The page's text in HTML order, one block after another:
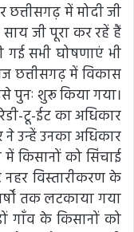
छत्तीसगढ़ में मोदी जी
साय जी पूरा कर रहें हैं
गई सभी घोषणाएं भी
छत्तीसगढ़ में विकास
पुनः शुरू किया गया।
टू-ईट का अधिकार
उन्हें उनका अधिकार
में किसानों को सिंचाई
नहर विस्तारीकरण के
तक लटकाया गया
गाँव के किसानों को